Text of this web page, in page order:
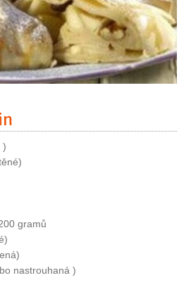
)
gramů
nastrouhaná )